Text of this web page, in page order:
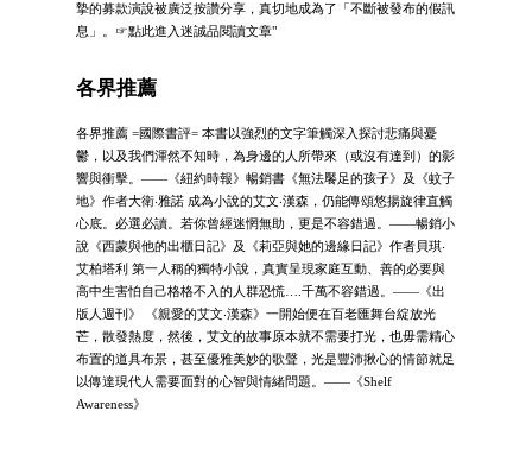
摯的募款演說被廣泛按讚分享，真切地成為了「不斷被發布的假訊
息」。☞點此進入迷誠品閱讀文章"
各界推薦
各界推薦 =國際書評= 本書以強烈的文字筆觸深入探討悲痛與憂
鬱，以及我們渾然不知時，為身邊的人所帶來（或沒有達到）的影
響與衝擊。——《紐約時報》暢銷書《無法饜足的孩子》及《蚊子
地》作者大衛‧雅諾 成為小說的艾文‧漢森，仍能傳頌悠揚旋律直觸
心底。必選必讀。若你曾經迷惘無助，更是不容錯過。——暢銷小
說《西蒙與他的出櫃日記》及《莉亞與她的邊緣日記》作者貝琪‧
艾柏塔利 第一人稱的獨特小說，真實呈現家庭互動、善的必要與
高中生害怕自己格格不入的人群恐慌….千萬不容錯過。——《出
版人週刊》 《親愛的艾文‧漢森》一開始便在百老匯舞台綻放光
芒，散發熱度，然後，艾文的故事原本就不需要打光，也毋需精心
布置的道具布景，甚至優雅美妙的歌聲，光是豐沛揪心的情節就足
以傳達現代人需要面對的心智與情緒問題。——《Shelf
Awareness》